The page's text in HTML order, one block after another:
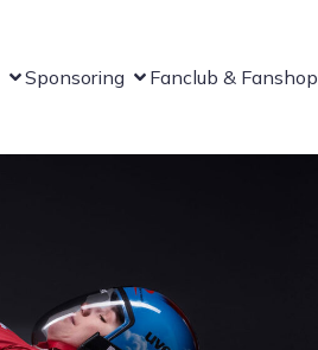
Sponsoring Fanclub & Fanshop